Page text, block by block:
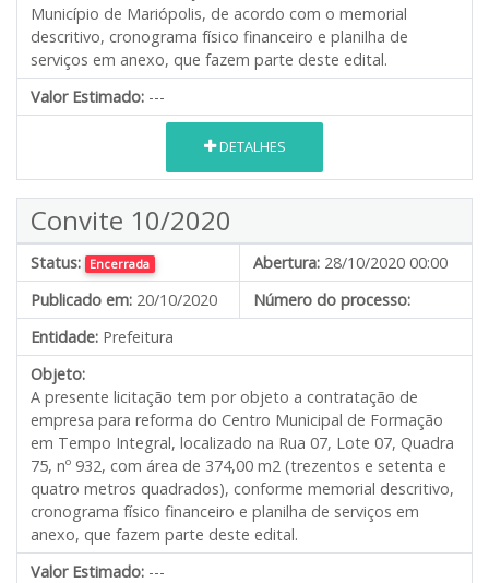
Município de Mariópolis, de acordo com o memorial
descritivo, cronograma físico financeiro e planilha de
serviços em anexo, que fazem parte deste edital.
Valor Estimado: ---
DETALHES
Convite 10/2020
Status: Encerrada Abertura: 28/10/2020 00:00
Publicado em: 20/10/2020
Número do processo:
Entidade: Prefeitura
Objeto:
A presente licitação tem por objeto a contratação de
empresa para reforma do Centro Municipal de Formação
em Tempo Integral, localizado na Rua 07, Lote 07, Quadra
75, nº 932, com área de 374,00 m2 (trezentos e setenta e
quatro metros quadrados), conforme memorial descritivo,
cronograma físico financeiro e planilha de serviços em
anexo, que fazem parte deste edital.
Valor Estimado: ---